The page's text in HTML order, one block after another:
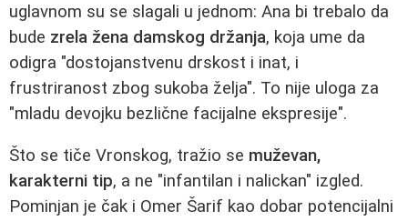
uglavnom su se slagali u jednom: Ana bi trebalo da
bude zrela žena damskog držanja, koja ume da
odigra "dostojanstvenu drskost i inat, i
frustriranost zbog sukoba želja". To nije uloga za
"mladu devojku bezlične facijalne ekspresije".
Što se tiče Vronskog, tražio se muževan,
karakterni tip, a ne "infantilan i nalickan" izgled.
Pominjan je čak i Omer Šarif kao dobar potencijalni